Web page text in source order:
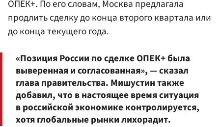
ОПЕК+. По его словам, Москва предлагала
продлить сделку до конца второго квартала или
до конца текущего года.
«Позиция России по сделке ОПЕК+ была
выверенная и согласованная», — сказал
глава правительства. Мишустин также
добавил, что в настоящее время ситуация
в российской экономике контролируется,
хотя глобальные рынки лихорадит.